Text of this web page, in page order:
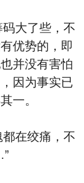
大了些，不
优势的，即
并没有害怕
因为事实已
一。
在绞痛，不